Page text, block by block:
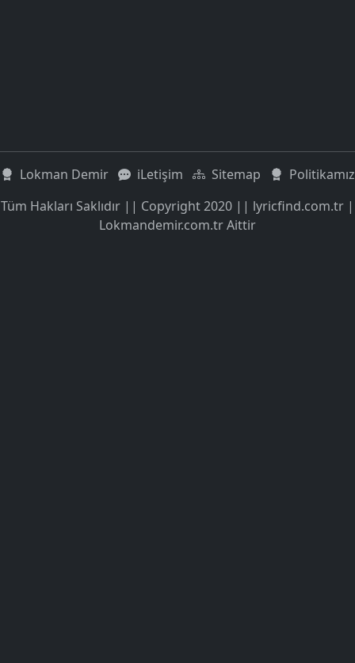
Lokman Demir iLetişim Sitemap
Politikamız
Tüm Hakları Saklıdır || Copyright 2020 || lyricfind.com.tr |
Lokmandemir.com.tr Aittir